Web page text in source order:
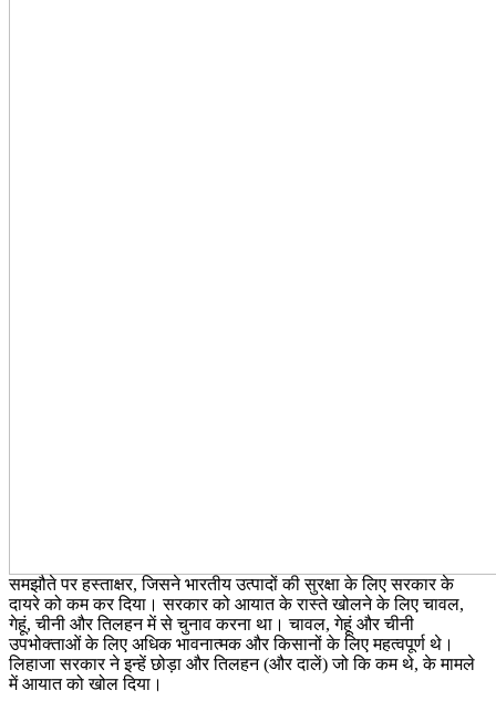
समझौते पर हस्ताक्षर, जिसने भारतीय उत्पादों की सुरक्षा के लिए सरकार के
दायरे को कम कर दिया। सरकार को आयात के रास्ते खोलने के लिए चावल,
गेहूं, चीनी और तिलहन में से चुनाव करना था। चावल, गेहूं और चीनी
उपभोक्ताओं के लिए अधिक भावनात्मक और किसानों के लिए महत्वपूर्ण थे।
लिहाजा सरकार ने इन्हें छोड़ा और तिलहन (और दालें) जो कि कम थे, के मामले
में आयात को खोल दिया।